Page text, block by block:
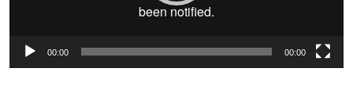
00:00 00:00